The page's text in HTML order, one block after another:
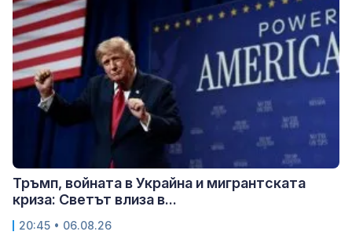
Тръмп, войната в Украйна и мигрантската
криза: Светът влиза в...
20:45 • 06.08.26